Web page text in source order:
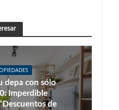
depa con sólo
Imperdible
de